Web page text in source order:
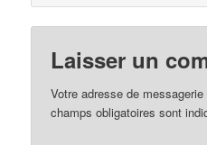
Laisser un
Votre adresse de
champs obligatoires sont